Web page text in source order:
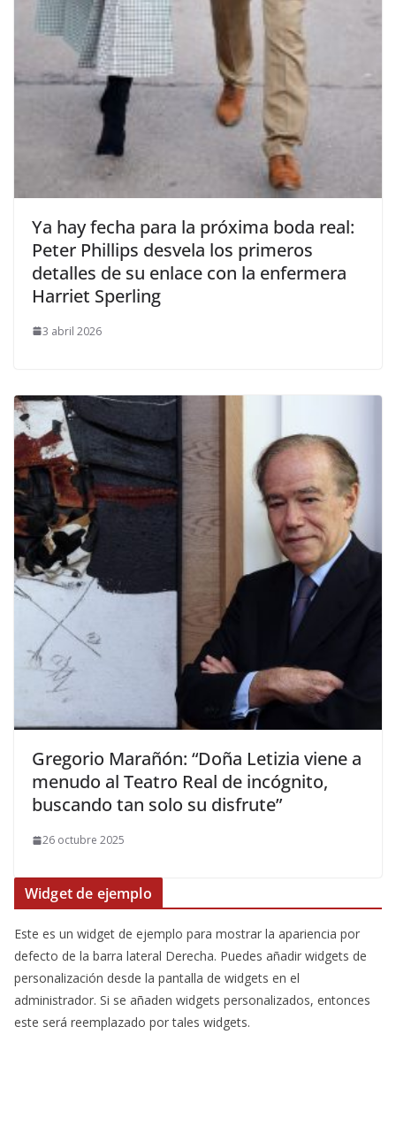
​Ya hay fecha para la próxima boda real:
Peter Phillips desvela los primeros
detalles de su enlace con la enfermera
Harriet Sperling
3 abril 2026
​Gregorio Marañón: “Doña Letizia viene a
menudo al Teatro Real de incógnito,
buscando tan solo su disfrute”
26 octubre 2025
Widget de ejemplo
Este es un widget de ejemplo para mostrar la apariencia por
defecto de la barra lateral Derecha. Puedes añadir widgets de
personalización desde la pantalla de widgets en el
administrador. Si se añaden widgets personalizados, entonces
este será reemplazado por tales widgets.